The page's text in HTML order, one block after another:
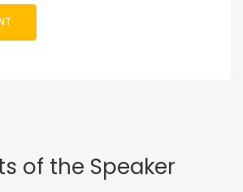
of the Speaker